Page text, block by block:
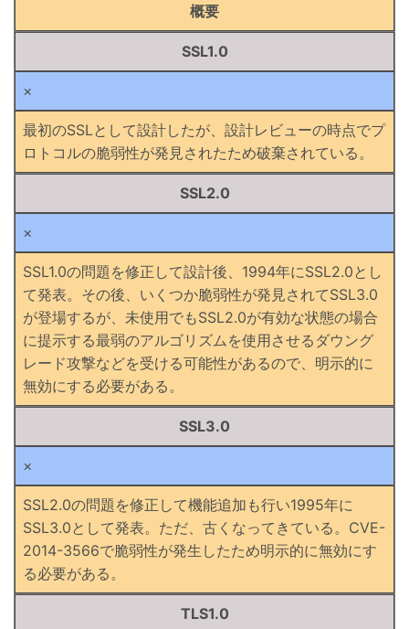
概要
SSL1.0
×
最初のSSLとして設計したが、設計レビューの時点でプ
ロトコルの脆弱性が発見されたため破棄されている。
SSL2.0
×
SSL1.0の問題を修正して設計後、1994年にSSL2.0とし
て発表。その後、いくつか脆弱性が発見されてSSL3.0
が登場するが、未使用でもSSL2.0が有効な状態の場合
に提示する最弱のアルゴリズムを使用させるダウング
レード攻撃などを受ける可能性があるので、明示的に
無効にする必要がある。
SSL3.0
×
SSL2.0の問題を修正して機能追加も行い1995年に
SSL3.0として発表。ただ、古くなってきている。CVE-
2014-3566で脆弱性が発生したため明示的に無効にす
る必要がある。
TLS1.0